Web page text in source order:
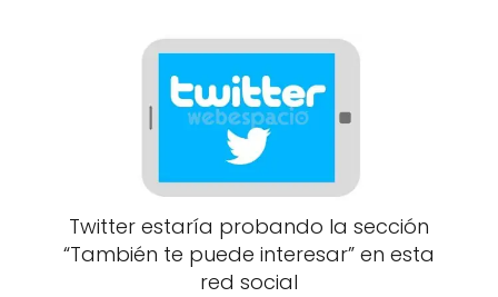
Twitter estaría probando la sección
“También te puede interesar” en esta
red social